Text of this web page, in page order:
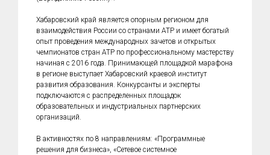
Хабаровский край является опорным регионом для
взаимодействия России со странами АТР и имеет богатый
опыт проведения международных зачетов и открытых
чемпионатов стран АТР по профессиональному мастерству
начиная с 2016 года. Принимающей площадкой марафона
в регионе выступает Хабаровский краевой институт
развития образования. Конкурсанты и эксперты
подключаются с распределенных площадок
образовательных и индустриальных партнерских
организаций.
В активностях по 8 направлениям: «Программные
решения для бизнеса», «Сетевое системное